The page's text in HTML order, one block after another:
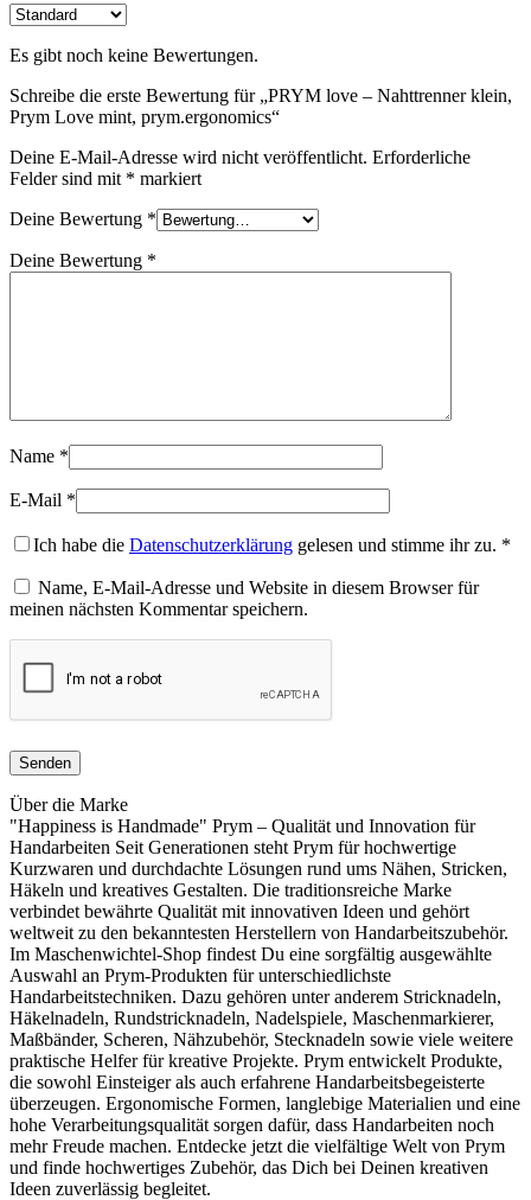
Es gibt noch keine Bewertungen.
Schreibe die erste Bewertung für „PRYM love – Nahttrenner klein,
Prym Love mint, prym.ergonomics“
Deine E-Mail-Adresse wird nicht veröffentlicht. Erforderliche
Felder sind mit * markiert
Deine Bewertung *
Deine Bewertung *
Name *
E-Mail *
Ich habe die Datenschutzerklärung gelesen und stimme ihr zu. *
Name, E-Mail-Adresse und Website in diesem Browser für
meinen nächsten Kommentar speichern.
Über die Marke
"Happiness is Handmade" Prym – Qualität und Innovation für
Handarbeiten Seit Generationen steht Prym für hochwertige
Kurzwaren und durchdachte Lösungen rund ums Nähen, Stricken,
Häkeln und kreatives Gestalten. Die traditionsreiche Marke
verbindet bewährte Qualität mit innovativen Ideen und gehört
weltweit zu den bekanntesten Herstellern von Handarbeitszubehör.
Im Maschenwichtel-Shop findest Du eine sorgfältig ausgewählte
Auswahl an Prym-Produkten für unterschiedlichste
Handarbeitstechniken. Dazu gehören unter anderem Stricknadeln,
Häkelnadeln, Rundstricknadeln, Nadelspiele, Maschenmarkierer,
Maßbänder, Scheren, Nähzubehör, Stecknadeln sowie viele weitere
praktische Helfer für kreative Projekte. Prym entwickelt Produkte,
die sowohl Einsteiger als auch erfahrene Handarbeitsbegeisterte
überzeugen. Ergonomische Formen, langlebige Materialien und eine
hohe Verarbeitungsqualität sorgen dafür, dass Handarbeiten noch
mehr Freude machen. Entdecke jetzt die vielfältige Welt von Prym
und finde hochwertiges Zubehör, das Dich bei Deinen kreativen
Ideen zuverlässig begleitet.